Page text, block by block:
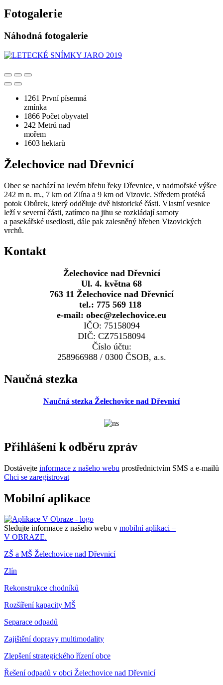
Fotogalerie
Náhodná fotogalerie
1261 První písemná
zmínka
1866 Počet obyvatel
242 Metrů nad
mořem
1603 hektarů
Želechovice nad Dřevnicí
Obec se nachází na levém břehu řeky Dřevnice, v nadmořské výšce
242 m n. m., 7 km od Zlína a 9 km od Vizovic. Středem protéká
potok Obůrek, který odděluje dvě historické části. Vlastní vesnice
leží v severní části, zatímco na jihu se rozkládají samoty
a pasekářské usedlosti, dále pak zalesněný hřeben Vizovických
vrchů.
Kontakt
Želechovice nad Dřevnicí
Ul. 4. května 68
763 11 Želechovice nad Dřevnicí
tel.: 775 569 118
e-mail: obec@zelechovice.eu
IČO: 75158094
DIČ: CZ75158094
Číslo účtu:
258966988 / 0300 ČSOB, a.s.
Naučná stezka
Naučná stezka Želechovice nad Dřevnicí
Přihlášení k odběru zpráv
Dostávejte informace z našeho webu prostřednictvím SMS a e-mailů
Chci se zaregistrovat
Mobilní aplikace
Sledujte informace z našeho webu v mobilní aplikaci –
V OBRAZE.
ZŠ a MŠ Želechovice nad Dřevnicí
Zlín
Rekonstrukce chodníků
Rozšíření kapacity MŠ
Separace odpadů
Zajištění dopravy multimodality
Zlepšení strategického řízení obce
Řešení odpadů v obci Želechovice nad Dřevnicí